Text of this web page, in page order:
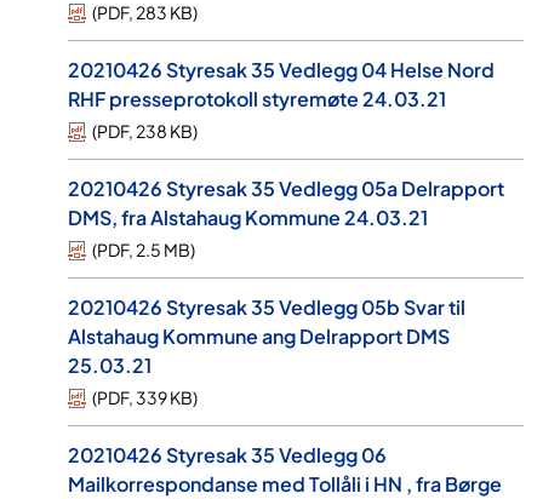
(PDF, 283 KB)
20210426 Styresak 35 Vedlegg 04 Helse Nord
RHF presseprotokoll styremøte 24.03.21
(PDF, 238 KB)
20210426 Styresak 35 Vedlegg 05a Delrapport
DMS, fra Alstahaug Kommune 24.03.21
(PDF, 2.5 MB)
20210426 Styresak 35 Vedlegg 05b Svar til
Alstahaug Kommune ang Delrapport DMS
25.03.21
(PDF, 339 KB)
20210426 Styresak 35 Vedlegg 06
Mailkorrespondanse med Tollåli i HN , fra Børge